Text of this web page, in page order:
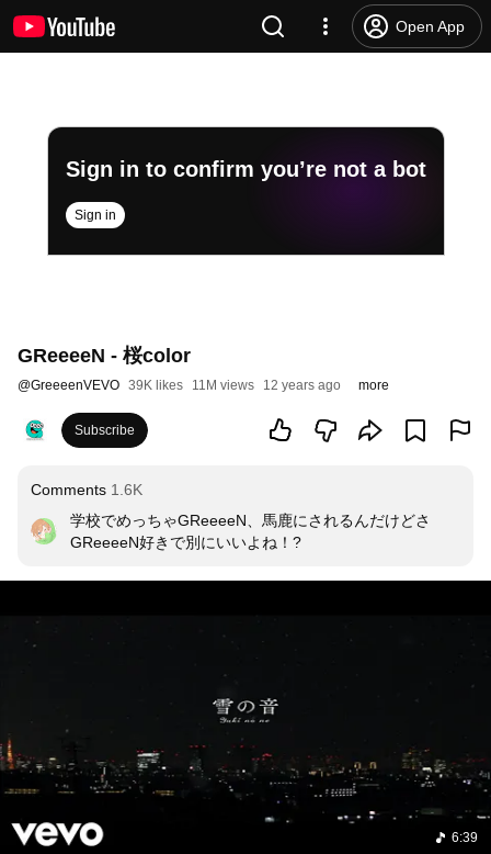
Open App
Sign in to confirm you’re not a bot
Sign in
GReeeeN - 桜color
@GreeeenVEVO 39K likes 11M views 12 years ago more
Subscribe
Comments 1.6K
学校でめっちゃGReeeeN、馬鹿にされるんだけどさ
GReeeeN好きで別にいいよね！?
6:39